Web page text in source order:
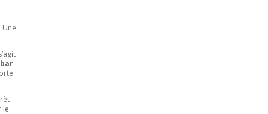
Une
le